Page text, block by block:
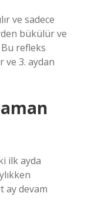
ve sadece
bükülür ve
refleks
ve 3. aydan
ilk ayda
ay devam